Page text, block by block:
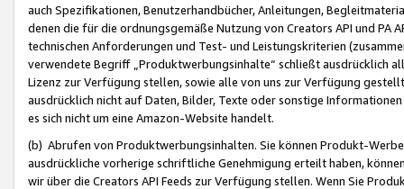
auch Spezifikationen, Benutzerhandbücher, Anleitungen,
denen die für die ordnungsgemäße Nutzung von Creators API und PA
technischen Anforderungen und Test- und Leistungskriterien
verwendete Begriff „Produktwerbungsinhalte“ schließt ausdrücklich
Lizenz zur Verfügung stellen, sowie alle von uns zur Verfügung
ausdrücklich nicht auf Daten, Bilder, Texte oder sonstige
es sich nicht um eine Amazon-Website handelt.
(b) Abrufen von Produktwerbungsinhalten. Sie können Produkt-
ausdrückliche vorherige schriftliche Genehmigung erteilt haben,
wir über die Creators API Feeds zur Verfügung stellen. Wenn Sie